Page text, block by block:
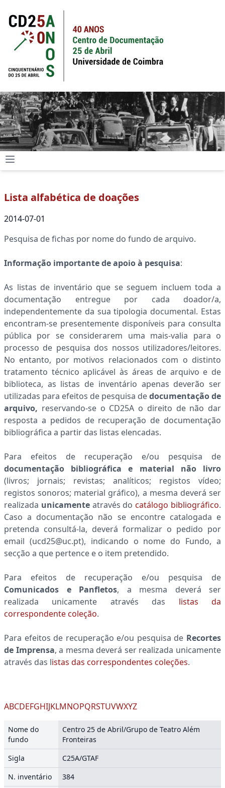
Lista alfabética de doações
2014-07-01
Pesquisa de fichas por nome do fundo de arquivo.
Informação importante de apoio à pesquisa:
As listas de inventário que se seguem incluem toda a
documentação entregue por cada doador/a,
independentemente da sua tipologia documental. Estas
encontram-se presentemente disponíveis para consulta
pública por se considerarem uma mais-valia para o
processo de pesquisa dos nossos utilizadores/leitores.
No entanto, por motivos relacionados com o distinto
tratamento técnico aplicável às áreas de arquivo e de
biblioteca, as listas de inventário apenas deverão ser
utilizadas para efeitos de pesquisa dedocumentação de
arquivo, reservando-se o CD25A o direito de não dar
resposta a pedidos de recuperação de documentação
bibliográfica a partir das listas elencadas.
Para efeitos de recuperação e/ou pesquisa de
documentação bibliográfica e material não livro
(livros; jornais; revistas; analíticos; registos vídeo;
registos sonoros; material gráfico), a mesma deverá ser
realizada unicamenteatravés docatálogo bibliográfico.
Caso a documentação não se encontre catalogada e
pretenda consultá-la, deverá formalizar o pedido por
email (ucd25@uc.pt), indicando o nome do Fundo, a
secção a que pertence e o item pretendido.
Para efeitos de recuperação e/ou pesquisa de
Comunicados e Panfletos, a mesma deverá ser
realizada unicamente através das listas da
correspondente coleção.
Para efeitos de recuperação e/ou pesquisa de Recortes
de Imprensa, a mesma deverá ser realizada unicamente
através das listas das correspondentes coleções.
ABCDEFGHIJKLMNOPQRSTUVWXYZ
Nome do
fundo
Centro 25 de Abril/Grupo de Teatro Além
Fronteiras
Sigla
C25A/GTAF
N. inventário
384